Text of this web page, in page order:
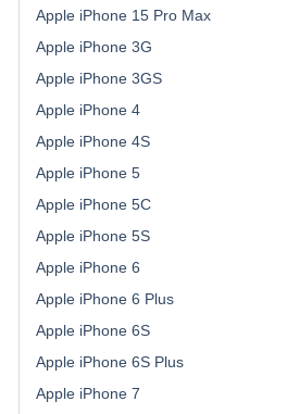
Apple iPhone 15 Pro Max
Apple iPhone 3G
Apple iPhone 3GS
Apple iPhone 4
Apple iPhone 4S
Apple iPhone 5
Apple iPhone 5C
Apple iPhone 5S
Apple iPhone 6
Apple iPhone 6 Plus
Apple iPhone 6S
Apple iPhone 6S Plus
Apple iPhone 7